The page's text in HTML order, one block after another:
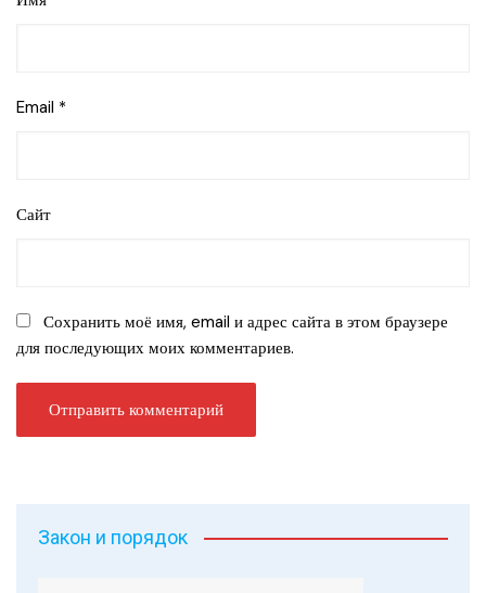
Email *
Сайт
Сохранить моё имя, email и адрес сайта в этом браузере
для последующих моих комментариев.
Закон и порядок